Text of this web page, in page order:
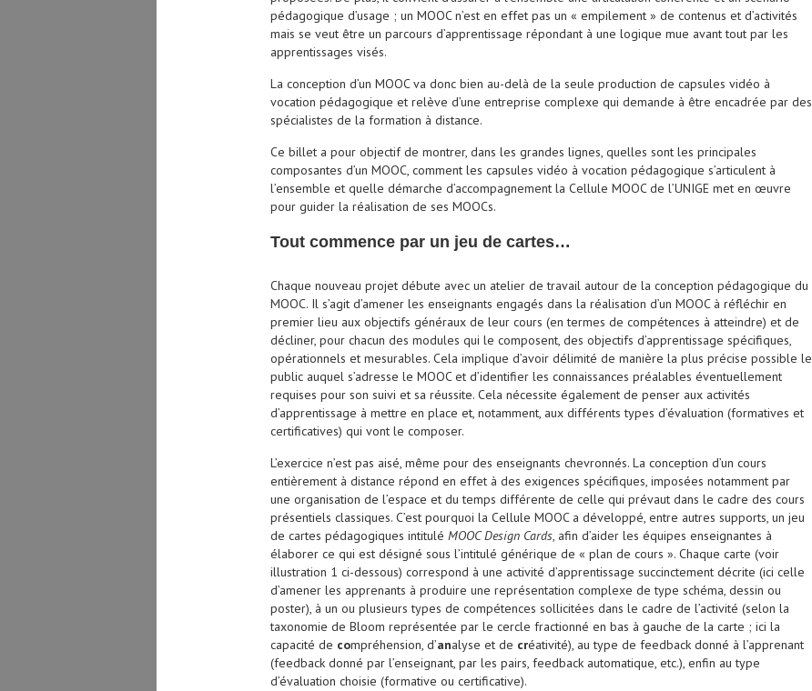
pédagogique d’usage ; un MOOC n’est en effet pas un « empilement » de contenus et d’activités
mais se veut être un parcours d’apprentissage répondant à une logique mue avant tout par les
apprentissages visés.
La conception d’un MOOC va donc bien au-delà de la seule production de capsules vidéo à
vocation pédagogique et relève d’une entreprise complexe qui demande à être encadrée par des
spécialistes de la formation à distance.
Ce billet a pour objectif de montrer, dans les grandes lignes, quelles sont les principales
composantes d’un MOOC, comment les capsules vidéo à vocation pédagogique s’articulent à
l’ensemble et quelle démarche d’accompagnement la Cellule MOOC de l’UNIGE met en œuvre
pour guider la réalisation de ses MOOCs.
Tout commence par un jeu de cartes…
Chaque nouveau projet débute avec un atelier de travail autour de la conception pédagogique du
MOOC. Il s’agit d’amener les enseignants engagés dans la réalisation d’un MOOC à réfléchir en
premier lieu aux objectifs généraux de leur cours (en termes de compétences à atteindre) et de
décliner, pour chacun des modules qui le composent, des objectifs d’apprentissage spécifiques,
opérationnels et mesurables. Cela implique d’avoir délimité de manière la plus précise possible le
public auquel s’adresse le MOOC et d’identifier les connaissances préalables éventuellement
requises pour son suivi et sa réussite. Cela nécessite également de penser aux activités
d’apprentissage à mettre en place et, notamment, aux différents types d’évaluation (formatives et
certificatives) qui vont le composer.
L’exercice n’est pas aisé, même pour des enseignants chevronnés. La conception d’un cours
entièrement à distance répond en effet à des exigences spécifiques, imposées notamment par
une organisation de l’espace et du temps différente de celle qui prévaut dans le cadre des cours
présentiels classiques. C’est pourquoi la Cellule MOOC a développé, entre autres supports, un jeu
de cartes pédagogiques intitulé MOOC Design Cards, afin d’aider les équipes enseignantes à
élaborer ce qui est désigné sous l’intitulé générique de « plan de cours ». Chaque carte (voir
illustration 1 ci-dessous) correspond à une activité d’apprentissage succinctement décrite (ici celle
d’amener les apprenants à produire une représentation complexe de type schéma, dessin ou
poster), à un ou plusieurs types de compétences sollicitées dans le cadre de l’activité (selon la
taxonomie de Bloom représentée par le cercle fractionné en bas à gauche de la carte ; ici la
capacité de compréhension, d’analyse et de créativité), au type de feedback donné à l’apprenant
(feedback donné par l’enseignant, par les pairs, feedback automatique, etc.), enfin au type
d’évaluation choisie (formative ou certificative).